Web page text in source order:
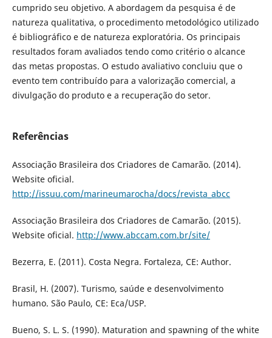
cumprido seu objetivo. A abordagem da pesquisa é de
natureza qualitativa, o procedimento metodológico utilizado
é bibliográfico e de natureza exploratória. Os principais
resultados foram avaliados tendo como critério o alcance
das metas propostas. O estudo avaliativo concluiu que o
evento tem contribuído para a valorização comercial, a
divulgação do produto e a recuperação do setor.
Referências
Associação Brasileira dos Criadores de Camarão. (2014).
Website oficial.
http://issuu.com/marineumarocha/docs/revista_abcc
Associação Brasileira dos Criadores de Camarão. (2015).
Website oficial. http://www.abccam.com.br/site/
Bezerra, E. (2011). Costa Negra. Fortaleza, CE: Author.
Brasil, H. (2007). Turismo, saúde e desenvolvimento
humano. São Paulo, CE: Eca/USP.
Bueno, S. L. S. (1990). Maturation and spawning of the white